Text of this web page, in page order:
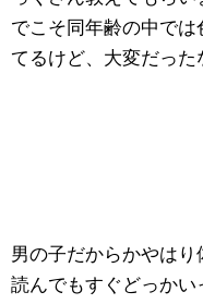
でこそ同年齢の中で
てるけど、大変だった
男の子だからかやは
読んでもすぐどっか